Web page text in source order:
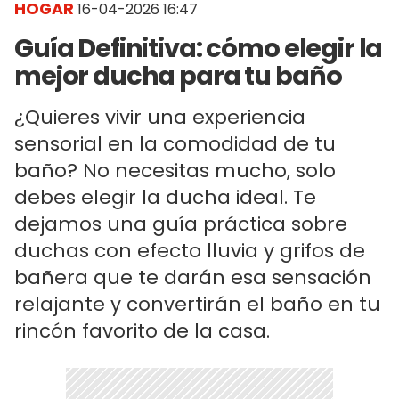
HOGAR 16-04-2026 16:47
Guía Definitiva: cómo elegir la
mejor ducha para tu baño
¿Quieres vivir una experiencia
sensorial en la comodidad de tu
baño? No necesitas mucho, solo
debes elegir la ducha ideal. Te
dejamos una guía práctica sobre
duchas con efecto lluvia y grifos de
bañera que te darán esa sensación
relajante y convertirán el baño en tu
rincón favorito de la casa.